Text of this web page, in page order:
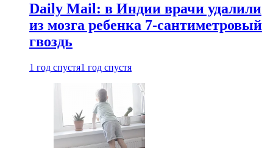
Daily Mail: в Индии врачи удалили
из мозга ребенка 7-сантиметровый
гвоздь
1 год спустя1 год спустя